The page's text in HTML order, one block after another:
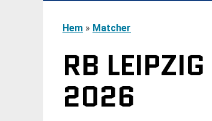
Hem » Matcher
RB
2026